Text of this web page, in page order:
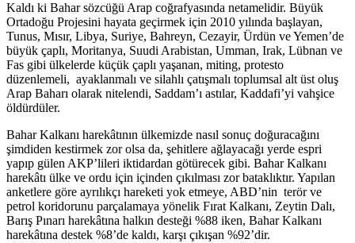
Kaldı ki Bahar sözcüğü Arap coğrafyasında netamelidir. Büyük
Ortadoğu Projesini hayata geçirmek için 2010 yılında başlayan,
Tunus, Mısır, Libya, Suriye, Bahreyn, Cezayir, Ürdün ve Yemen’de
büyük çaplı, Moritanya, Suudi Arabistan, Umman, Irak, Lübnan ve
Fas gibi ülkelerde küçük çaplı yaşanan, miting, protesto
düzenlemeli, ayaklanmalı ve silahlı çatışmalı toplumsal alt üst oluş
Arap Baharı olarak nitelendi, Saddam’ı astılar, Kaddafi’yi vahşice
öldürdüler.
Bahar Kalkanı harekâtının ülkemizde nasıl sonuç doğuracağını
şimdiden kestirmek zor olsa da, şehitlere ağlayacağı yerde espri
yapıp gülen AKP’lileri iktidardan götürecek gibi. Bahar Kalkanı
harekâtı ülke ve ordu için içinden çıkılması zor bataklıktır. Yapılan
anketlere göre ayrılıkçı hareketi yok etmeye, ABD’nin terör ve
petrol koridorunu parçalamaya yönelik Fırat Kalkanı, Zeytin Dalı,
Barış Pınarı harekâtına halkın desteği %88 iken, Bahar Kalkanı
harekâtına destek %8’de kaldı, karşı çıkışan %92’dir.